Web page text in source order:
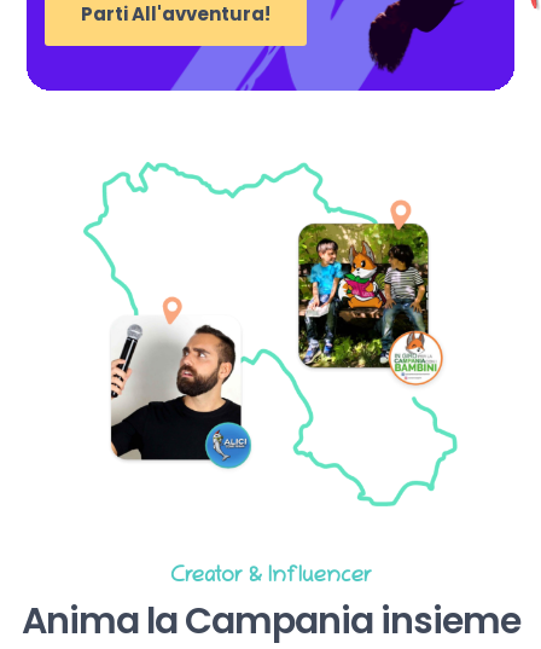
Parti All'avventura!
Creator & Influencer
Anima la Campania insieme